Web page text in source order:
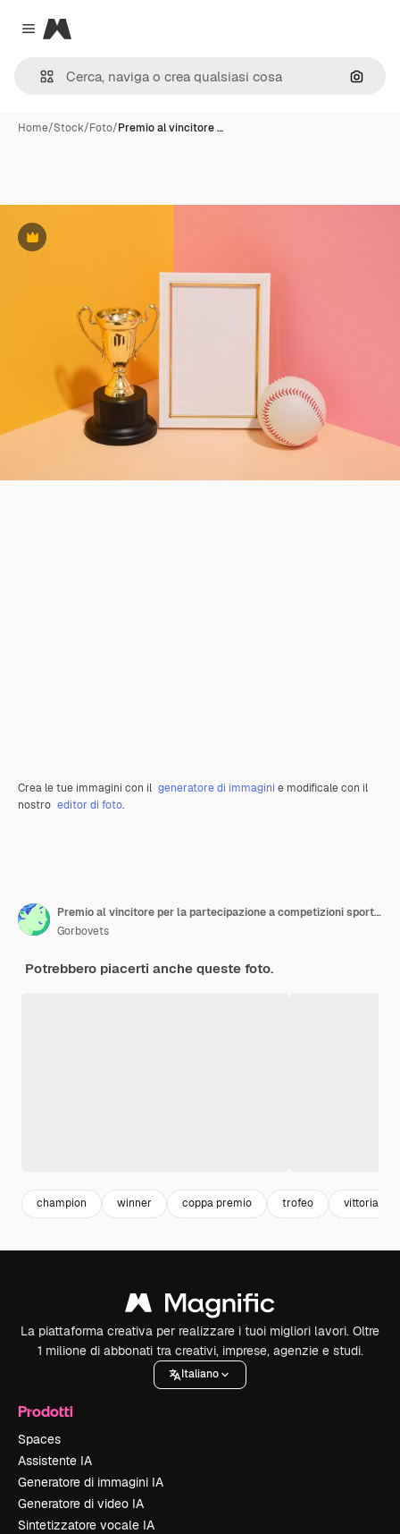
Close menu
Magnific
Cerca
Home/Stock/Foto/Premio al vincitore …
Premium
Crea le tue immagini con il generatore di immagini e modificale con il
nostro editor di foto.
Premio al vincitore per la partecipazione a competizioni sportive
Gorbovets
Potrebbero piacerti anche queste foto.
champion winner coppa premio trofeo vittoria
La piattaforma creativa per realizzare i tuoi migliori lavori. Oltre
1 milione di abbonati tra creativi, imprese, agenzie e studi.
Italiano
Prodotti
Spaces
Assistente IA
Generatore di immagini IA
Generatore di video IA
Sintetizzatore vocale IA